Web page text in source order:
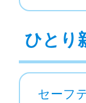
ひとり
セーフ